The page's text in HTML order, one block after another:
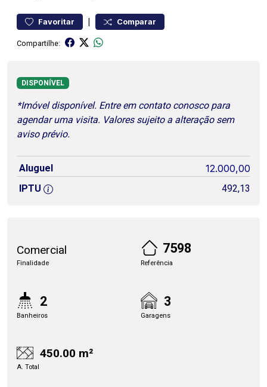
Favoritar | Comparar
Compartilhe:
DISPONÍVEL
*Imóvel disponível. Entre em contato conosco para
agendar uma visita. Valores sujeito a alteração sem
aviso prévio.
Aluguel 12.000,00
IPTU 492,13
Comercial
Finalidade
7598
Referência
2
Banheiros
3
Garagens
450.00 m²
A. Total